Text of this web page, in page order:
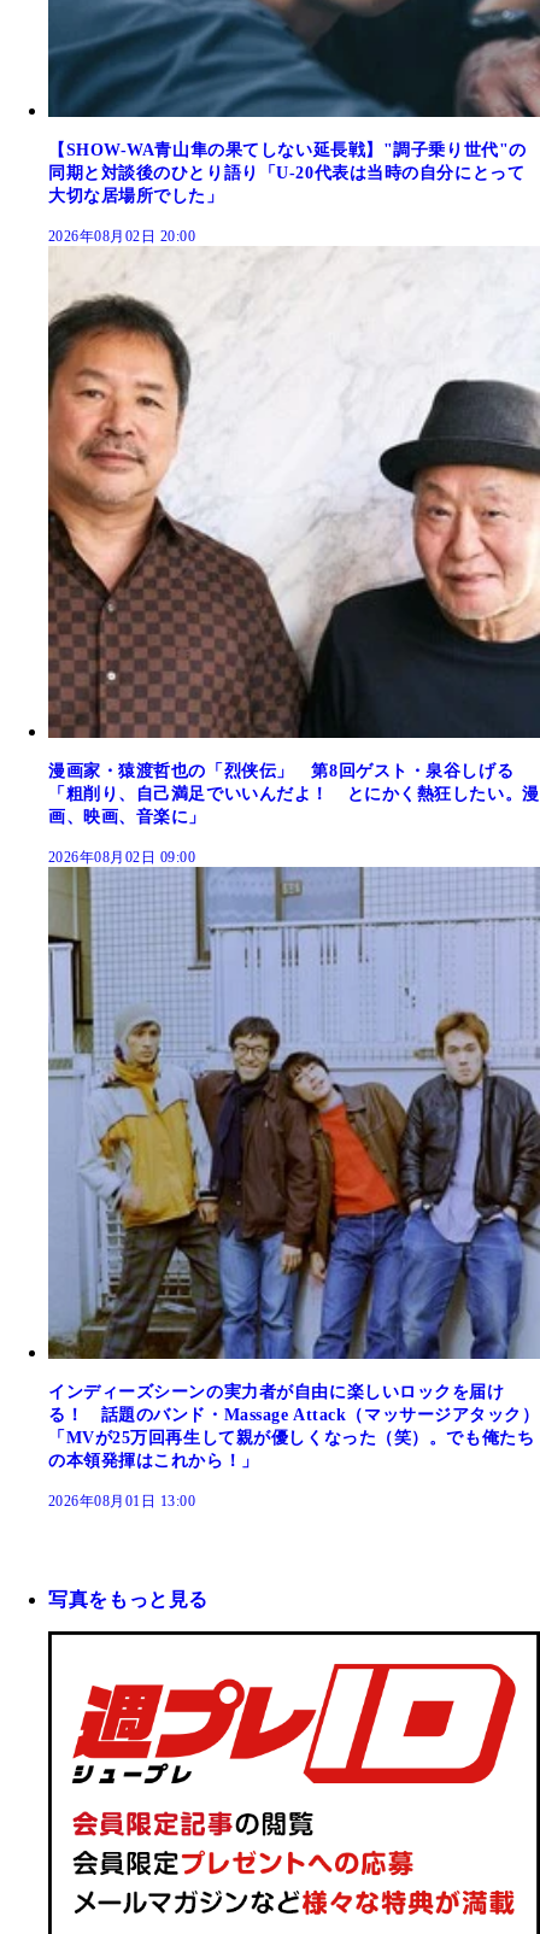
【SHOW-WA青山隼の果てしない延長戦】"調子乗り世代"の
同期と対談後のひとり語り「U-20代表は当時の自分にとって
大切な居場所でした」
2026年08月02日 20:00
漫画家・猿渡哲也の「烈侠伝」 第8回ゲスト・泉谷しげる
「粗削り、自己満足でいいんだよ！ とにかく熱狂したい。漫
画、映画、音楽に」
2026年08月02日 09:00
インディーズシーンの実力者が自由に楽しいロックを届け
る！ 話題のバンド・Massage Attack（マッサージアタック）
「MVが25万回再生して親が優しくなった（笑）。でも俺たち
の本領発揮はこれから！」
2026年08月01日 13:00
写真をもっと見る